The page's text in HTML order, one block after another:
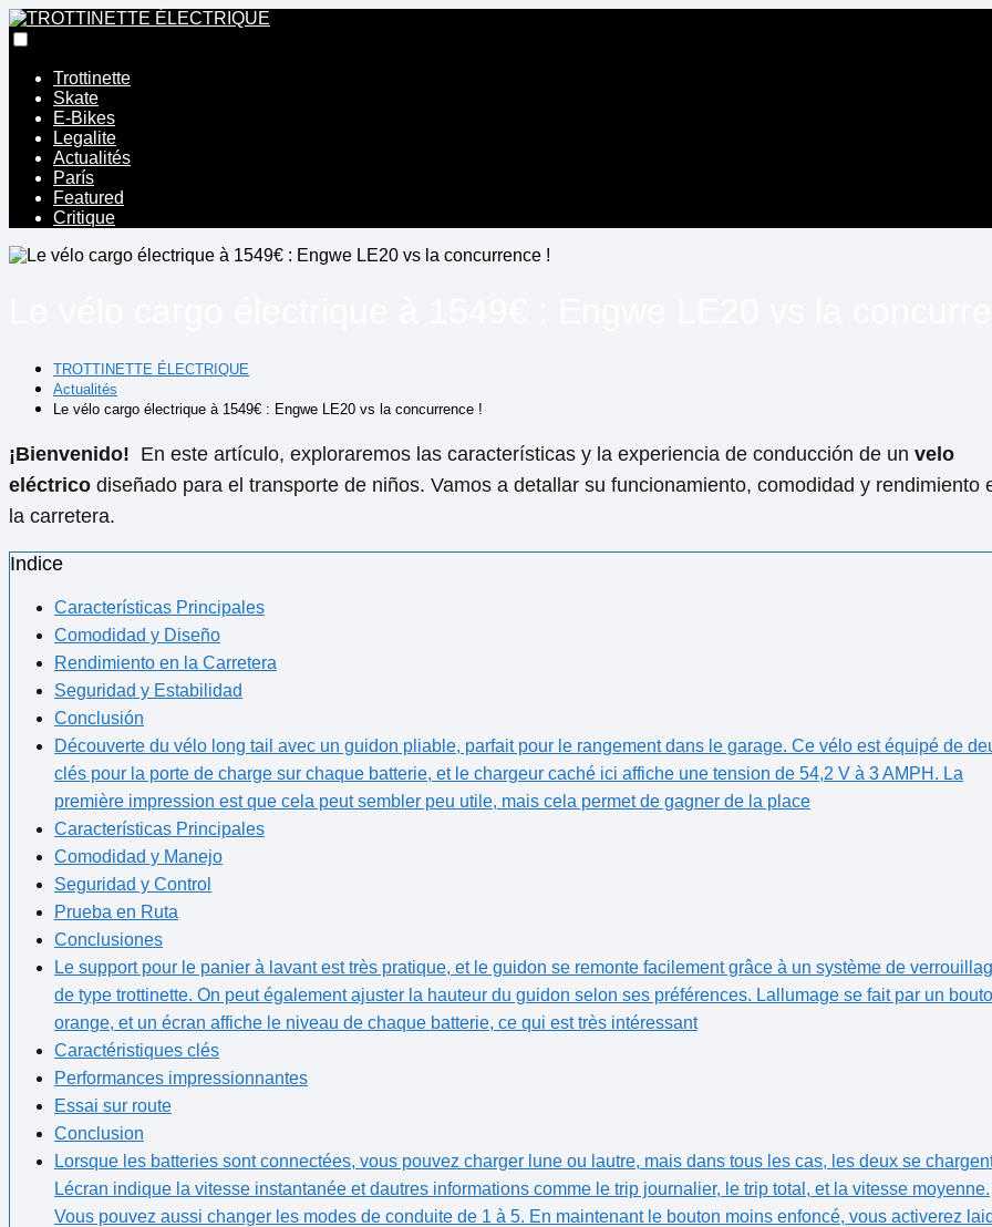
Trottinette
Skate
E-Bikes
Legalite
Actualités
París
Featured
Critique
TROTTINETTE ÉLECTRIQUE
Actualités
Le vélo cargo électrique à 1549€ : Engwe LE20 vs la concurrence !
¡Bienvenido! ⁤ En este artículo, exploraremos las características y la experiencia​ de conducción de un velo
eléctrico diseñado para el transporte de niños. ⁣Vamos​ a detallar su funcionamiento, comodidad⁢ y rendimiento​
la carretera.
Indice
Características Principales
Comodidad y Diseño
Rendimiento en ⁤la Carretera
Seguridad y Estabilidad
Conclusión
Découverte​ du vélo long tail avec un guidon pliable, parfait pour le rangement dans le garage. Ce⁤ vélo est équipé de
clés pour la porte de charge sur chaque batterie, et le chargeur ‍caché ici affiche une tension de 54,2 V à 3 AMPH. La
première impression est que cela peut sembler ​peu utile, mais cela permet de gagner de la place
Características Principales
Comodidad y Manejo
Seguridad y Control
Prueba en Ruta
Conclusiones
Le support pour le panier à lavant est très pratique, et le guidon se remonte facilement grâce à ‌un système ⁢de
de type trottinette. On peut également ajuster la hauteur du guidon selon ses préférences. Lallumage se fait par un
orange, et ‌un écran affiche ⁤le niveau de chaque batterie, ce qui est très intéressant
Caractéristiques clés
Performances impressionnantes
Essai sur route
Conclusion
Lorsque les batteries sont connectées, vous pouvez charger lune ou lautre, ⁢mais dans tous les cas, les deux se
Lécran indique la vitesse instantanée et⁢ dautres informations comme le trip journalier, le trip total, et la vitesse moyenne.
Vous pouvez aussi changer⁢ les modes de conduite de 1 à 5. En maintenant le bouton moins enfoncé, vous activerez